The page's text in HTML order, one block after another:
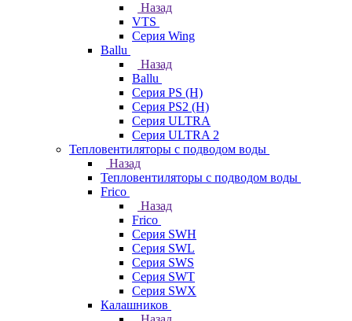
Назад
VTS
Серия Wing
Ballu
Назад
Ballu
Серия PS (H)
Серия PS2 (H)
Серия ULTRA
Серия ULTRA 2
Тепловентиляторы с подводом воды
Назад
Тепловентиляторы с подводом воды
Frico
Назад
Frico
Серия SWH
Серия SWL
Серия SWS
Серия SWT
Серия SWX
Калашников